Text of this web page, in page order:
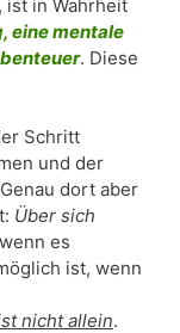
in Wahrheit
eine mentale
. Diese
Schritt
und der
dort aber
Über sich
es
ist, wenn
nicht allein.